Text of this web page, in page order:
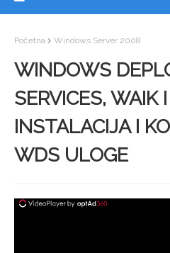
Početna Windows Server 2008
WINDOWS
SERVICES, WAIK
INSTALACIJA I
WDS ULOGE